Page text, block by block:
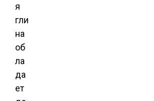
я
гли
на
об
ла
да
ет